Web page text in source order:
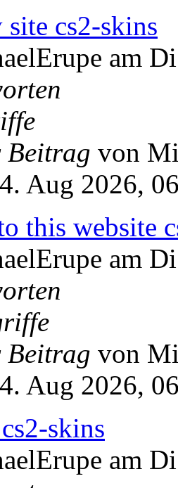
site cs2-skins
am
Beitrag von
Aug 2026,
this website
am
Beitrag von
Aug 2026,
skins
am